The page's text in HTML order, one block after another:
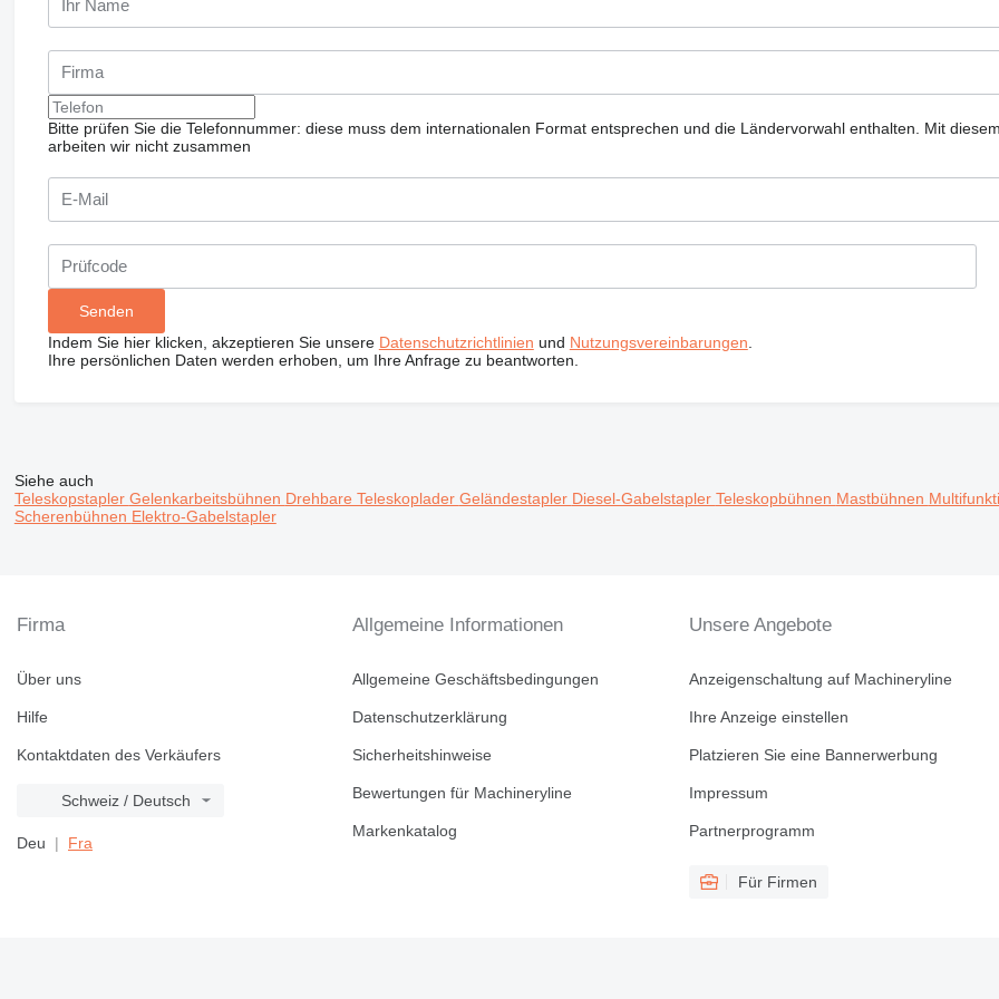
Bitte prüfen Sie die Telefonnummer: diese muss dem internationalen Format entsprechen und die Ländervorwahl enthalten.
Mit
arbeiten wir nicht zusammen
Indem Sie hier klicken, akzeptieren Sie unsere Datenschutzrichtlinien und Nutzungsvereinbarungen
Ihre persönlichen Daten werden erhoben, um Ihre Anfrage zu beantworten.
Siehe auch
Teleskopstapler Gelenkarbeitsbühnen Drehbare Teleskoplader Geländestapler Diesel-Gabelstapler Teleskopbühnen Mastbühnen
Scherenbühnen Elektro-Gabelstapler
Firma
Über uns
Hilfe
Kontaktdaten des Verkäufers
Schweiz / Deutsch
Deu Fra
Allgemeine Informationen
Allgemeine Geschäftsbedingungen
Datenschutzerklärung
Sicherheitshinweise
Bewertungen für Machineryline
Markenkatalog
Unsere Angebote
Anzeigenschaltung auf Machineryline
Ihre Anzeige einstellen
Platzieren Sie eine Bannerwerbung
Impressum
Partnerprogramm
Für Firmen